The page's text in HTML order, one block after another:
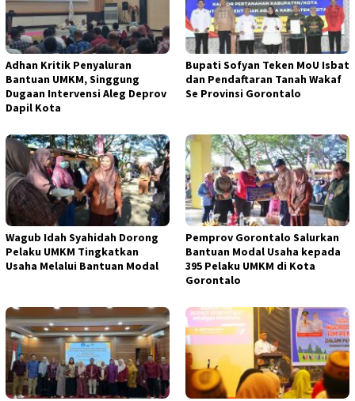
Adhan Kritik Penyaluran
Bantuan UMKM, Singgung
Dugaan Intervensi Aleg Deprov
Dapil Kota
Bupati Sofyan Teken MoU Isbat
dan Pendaftaran Tanah Wakaf
Se Provinsi Gorontalo
Wagub Idah Syahidah Dorong
Pelaku UMKM Tingkatkan
Usaha Melalui Bantuan Modal
Pemprov Gorontalo Salurkan
Bantuan Modal Usaha kepada
395 Pelaku UMKM di Kota
Gorontalo